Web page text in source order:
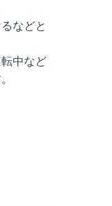
などと
中など